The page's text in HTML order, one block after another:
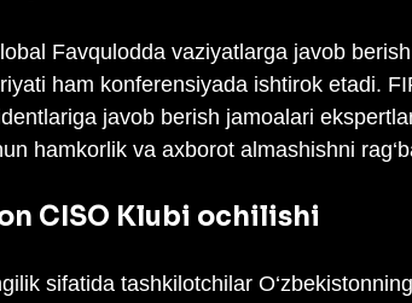
Favqulodda vaziyatlarga javob
ham konferensiyada ishtirok etadi.
javob berish jamoalari
hamkorlik va axborot almashishni
CISO Klubi ochilishi
sifatida tashkilotchilar